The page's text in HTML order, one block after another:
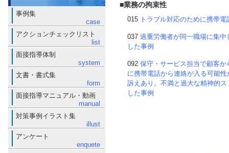
事例集
case
アクションチェックリスト
list
面接指導体制
system
文書・書式集
form
面接指導マニュアル・動画
manual
対策事例イラスト集
illust
アンケート
enquete
■業務の拘束性
015 トラブル対応のために携帯
037 過重労働者が同一職場に集
した事例
092 保守・サービス担当で顧客
に携帯電話から連絡が入る可能
訴えあり。不満と過大な精神的
した事例